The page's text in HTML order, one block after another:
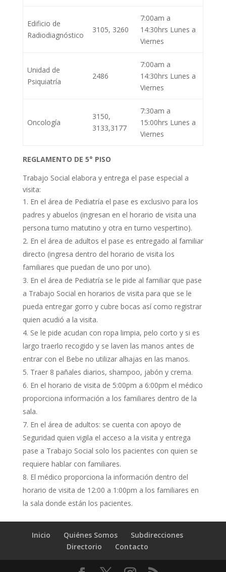
Edificio de
Radiodiagnóstico
3105, 3260
7:00am a
14:30hrs Lunes a
Viernes
Unidad de
Psiquiatría
2486
7:00am a
14:30hrs Lunes a
Viernes
Oncología
3150,
3133,3177
7:30am a
15:00hrs Lunes a
Viernes
REGLAMENTO DE 5° PISO
Trabajo Social elabora y entrega el pase especial a
visita:
En el área de Pediatría el pase es exclusivo para los
padres y abuelos (ingresan en el horario de visita una
persona turno matutino y otra en turno vespertino).
En el área de adultos el pase es entregado al familiar
directo (ingresa dentro del horario de visita los
familiares que puedan de uno por uno).
En el área de Pediatría se le pide al familiar que pase
a Trabajo Social en horarios de visita para que se le
pueda entregar gorro y cubre bocas así como registrar
quien acudió a la visita.
Se le pide acudan con ropa limpia, pelo corto y si es
largo traerlo recogido y se laven las manos antes de
entrar con el Bebe no utilizar alhajas en las manos.
Traer 8 pañales diarios, shampoo, jabón y crema.
En el horario de visita de 5:00pm a 6:00pm el médico
proporciona información a los familiares dentro de la
sala.
En el área de adultos: se cuenta con apoyo de
Seguridad quien vigila el acceso a la visita y entrega
pase a Trabajo Social solo los pacientes con quien se
requiere hablar con familiares.
El médico proporciona la información dentro del
horario de visita de 12:00 a 1:00pm a los familiares en
la sala donde están los pacientes.
Inicio Quiénes Somos
Subdirecciones
Directorio
Contacto